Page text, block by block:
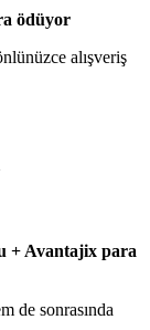
ödüyor
alışveriş
+ Avantajix para
de sonrasında